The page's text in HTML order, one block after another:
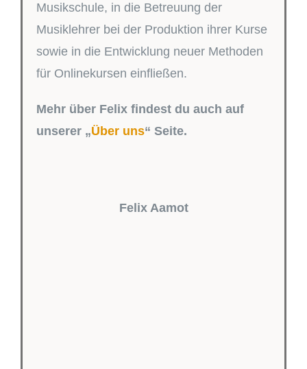
Musikschule, in die Betreuung der
Musiklehrer bei der Produktion ihrer Kurse
sowie in die Entwicklung neuer Methoden
für Onlinekursen einfließen.
Mehr über Felix findest du auch auf
unserer „Über uns“ Seite.
Felix Aamot